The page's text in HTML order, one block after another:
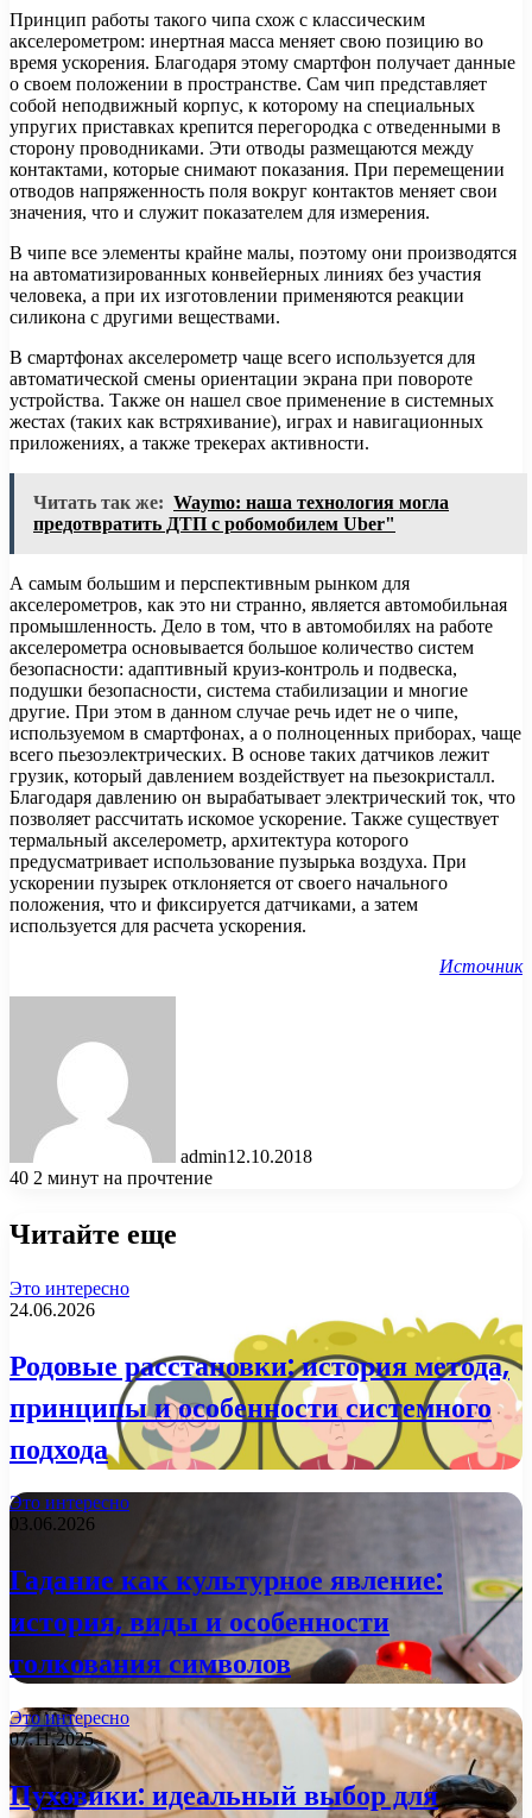
Принцип работы такого чипа схож с классическим
акселерометром: инертная масса меняет свою позицию во
время ускорения. Благодаря этому смартфон получает данные
о своем положении в пространстве. Сам чип представляет
собой неподвижный корпус, к которому на специальных
упругих приставках крепится перегородка с отведенными в
сторону проводниками. Эти отводы размещаются между
контактами, которые снимают показания. При перемещении
отводов напряженность поля вокруг контактов меняет свои
значения, что и служит показателем для измерения.
В чипе все элементы крайне малы, поэтому они производятся
на автоматизированных конвейерных линиях без участия
человека, а при их изготовлении применяются реакции
силикона с другими веществами.
В смартфонах акселерометр чаще всего используется для
автоматической смены ориентации экрана при повороте
устройства. Также он нашел свое применение в системных
жестах (таких как встряхивание), играх и навигационных
приложениях, а также трекерах активности.
Читать так же: Waymo: наша технология могла
предотвратить ДТП с робомобилем Uber"
А самым большим и перспективным рынком для
акселерометров, как это ни странно, является автомобильная
промышленность. Дело в том, что в автомобилях на работе
акселерометра основывается большое количество систем
безопасности: адаптивный круиз-контроль и подвеска,
подушки безопасности, система стабилизации и многие
другие. При этом в данном случае речь идет не о чипе,
используемом в смартфонах, а о полноценных приборах, чаще
всего пьезоэлектрических. В основе таких датчиков лежит
грузик, который давлением воздействует на пьезокристалл.
Благодаря давлению он вырабатывает электрический ток, что
позволяет рассчитать искомое ускорение. Также существует
термальный акселерометр, архитектура которого
предусматривает использование пузырька воздуха. При
ускорении пузырек отклоняется от своего начального
положения, что и фиксируется датчиками, а затем
используется для расчета ускорения.
Источник
admin12.10.2018
40 2 минут на прочтение
Читайте еще
Это интересно
24.06.2026
Родовые расстановки: история метода,
принципы и особенности системного
подхода
Это интересно
03.06.2026
Гадание как культурное явление:
история, виды и особенности
толкования символов
Это интересно
07.11.2025
Пуховики: идеальный выбор для